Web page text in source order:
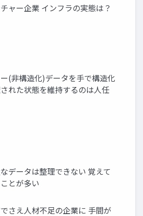
ャー企業 インフラの実態は？
(非構造化)データを手で構造化
れた状態を維持するのは人任
データは整理できない 覚えて
とが多い
さえ人材不足の企業に 手間が